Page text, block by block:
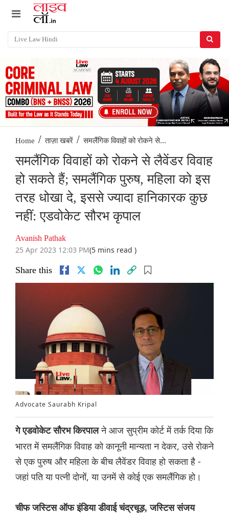
Home / ताज़ा खबरें / समलैंगिक विवाहों को रोकने से...
समलैंगिक विवाहों को रोकने से लैवेंडर विवाह
हो सकते हैं; समलैंगिक पुरुष, महिला को इस
तरह धोखा दे, इससे ज्यादा हानिकारक कुछ
नहीं: एडवोकेट सौरभ कृपाल
Avanish Pathak
25 Apr 2023 12:03 PM(5 mins read )
Share this
Advocate Saurabh Kripal
गे एडवोकेट सौरभ किरपालने आज सुप्रीम कोर्ट में तर्क दिया कि
भारत में समलैंगिक विवाह को कानूनी मान्यता न देकर, उसे रोकने
से एक पुरुष और महिला के बीच लैवेंडर विवाह हो सकता है -
जहां पति या पत्नी दोनों, या उनमें से कोई एक समलैंगिक हो।
चीफ जस्टिस ऑफ इंडिया डीवाई चंद्रचूड़, जस्टिस संजय